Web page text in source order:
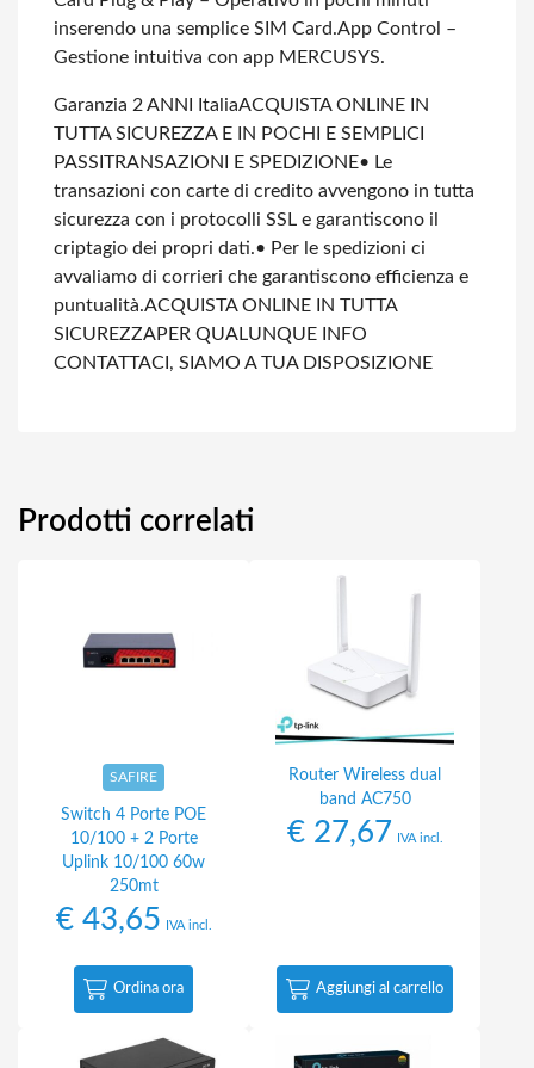
inserendo una semplice SIM Card.App Control –
Gestione intuitiva con app MERCUSYS.
Garanzia 2 ANNI ItaliaACQUISTA ONLINE IN
TUTTA SICUREZZA E IN POCHI E SEMPLICI
PASSI TRANSAZIONI E SPEDIZIONE• Le
transazioni con carte di credito avvengono in tutta
sicurezza con i protocolli SSL e garantiscono il
criptagio dei propri dati.• Per le spedizioni ci
avvaliamo di corrieri che garantiscono efficienza e
puntualità.ACQUISTA ONLINE IN TUTTA
SICUREZZAPER QUALUNQUE INFO
CONTATTACI, SIAMO A TUA DISPOSIZIONE
Prodotti correlati
SAFIRE
Switch 4 Porte POE
10/100 + 2 Porte
Uplink 10/100 60w
250mt
€43,65 IVA incl.
Ordina ora
Router Wireless dual
band AC750
€27,67 IVA incl.
Aggiungi al carrello